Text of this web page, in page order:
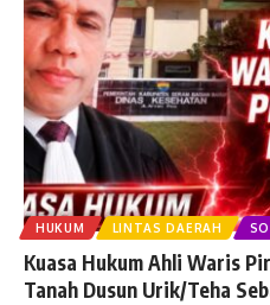
HUKUM LINTAS DAERAH
Kuasa Hukum Ahli Waris
Tanah Dusun Urik/Teha